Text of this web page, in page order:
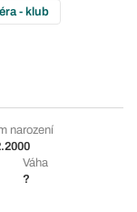
- klub
narození
Váha
?